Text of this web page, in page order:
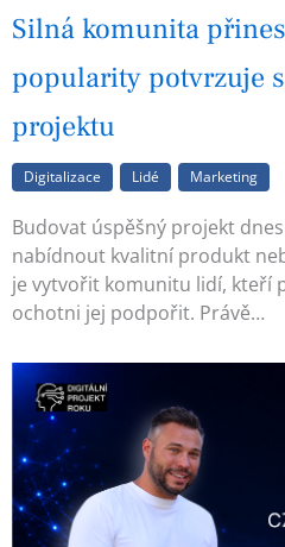
Silná komunita
popularity potvrzuje
projektu
Digitalizace Lidé Marketing
Budovat úspěšný projekt
nabídnout kvalitní produkt
je vytvořit komunitu lidí, kteří
ochotni jej podpořit. Právě…